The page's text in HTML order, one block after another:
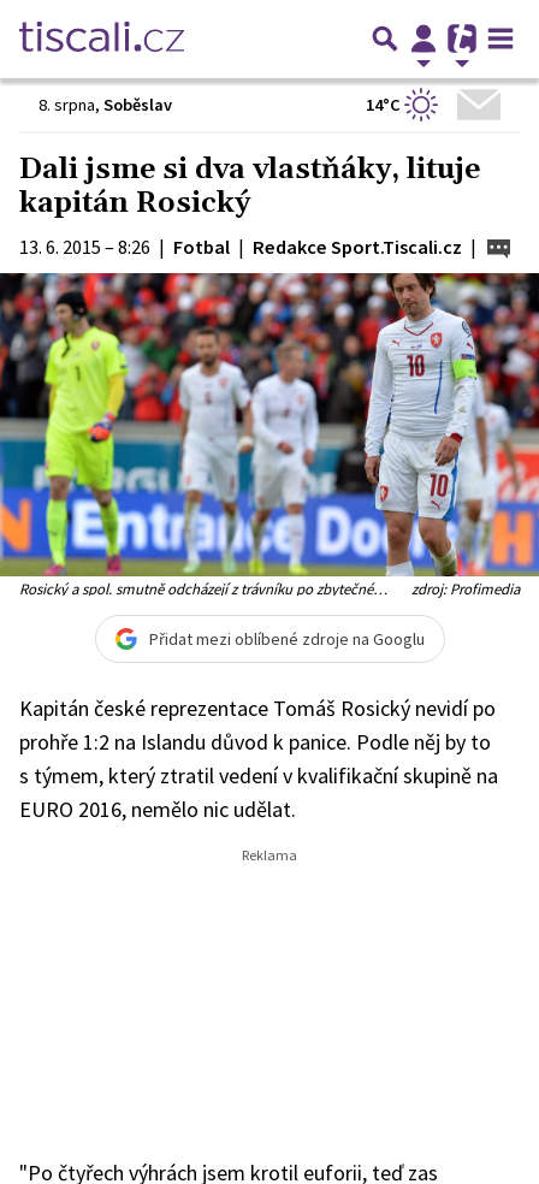
8. srpna, Soběslav 14°C
Dali jsme si dva vlastňáky, lituje
kapitán Rosický
13. 6. 2015 – 8:26 | Fotbal | Redakce Sport.Tiscali.cz |
Rosický a spol. smutně odcházejí z trávníku po zbytečné zdroj: Profimedia
Přidat mezi oblíbené zdroje na Googlu
Kapitán české reprezentace Tomáš Rosický nevidí po
prohře 1:2 na Islandu důvod k panice. Podle něj by to
s týmem, který ztratil vedení v kvalifikační skupině na
EURO 2016, nemělo nic udělat.
"Po čtyřech výhrách jsem krotil euforii, teď zas